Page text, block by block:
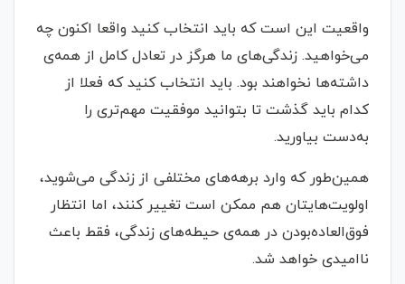
واقعیت این است که باید انتخاب کنید واقعا اکنون چه
می‌خواهید. زندگی‌های ما هرگز در تعادل کامل از همه‌ی
داشته‌ها نخواهند بود. باید انتخاب کنید که فعلا از
کدام باید گذشت تا بتوانید موفقیت مهم‌تری را
به‌دست بیاورید.
همین‌طور که وارد برهه‌های مختلفی از زندگی می‌شوید،
اولویت‌هایتان هم ممکن است تغییر کنند، اما انتظار
فوق‌العاده‌بودن در همه‌ی حیطه‌های زندگی، فقط باعث
ناامیدی خواهد شد.